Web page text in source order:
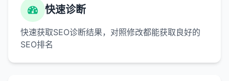
快速诊断
快速获取SEO诊断结果，对照修改都能获取良好的
SEO排名